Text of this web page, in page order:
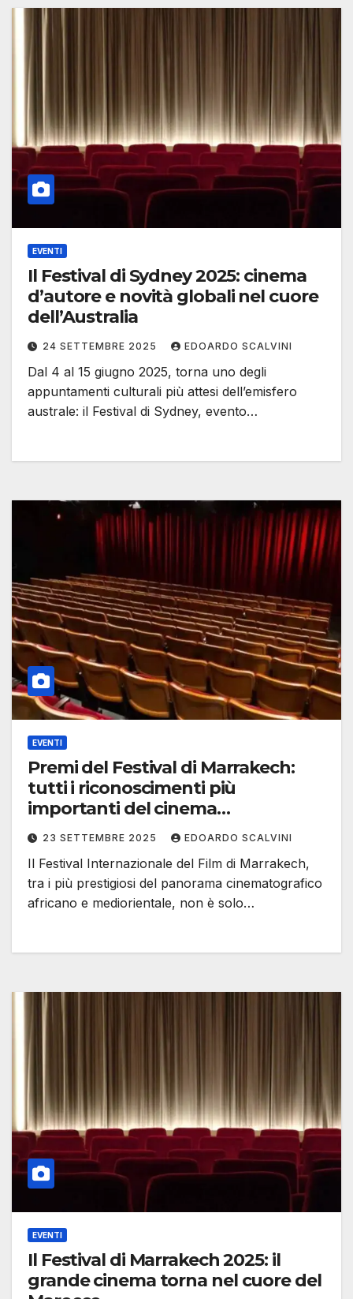
EVENTI
Il Festival di Sydney 2025: cinema
d’autore e novità globali nel cuore
dell’Australia
24 SETTEMBRE 2025 EDOARDO SCALVINI
Dal 4 al 15 giugno 2025, torna uno degli
appuntamenti culturali più attesi dell’emisfero
australe: il Festival di Sydney, evento…
EVENTI
Premi del Festival di Marrakech:
tutti i riconoscimenti più
importanti del cinema
internazionale
23 SETTEMBRE 2025 EDOARDO SCALVINI
Il Festival Internazionale del Film di Marrakech,
tra i più prestigiosi del panorama cinematografico
africano e mediorientale, non è solo…
EVENTI
Il Festival di Marrakech 2025: il
grande cinema torna nel cuore del